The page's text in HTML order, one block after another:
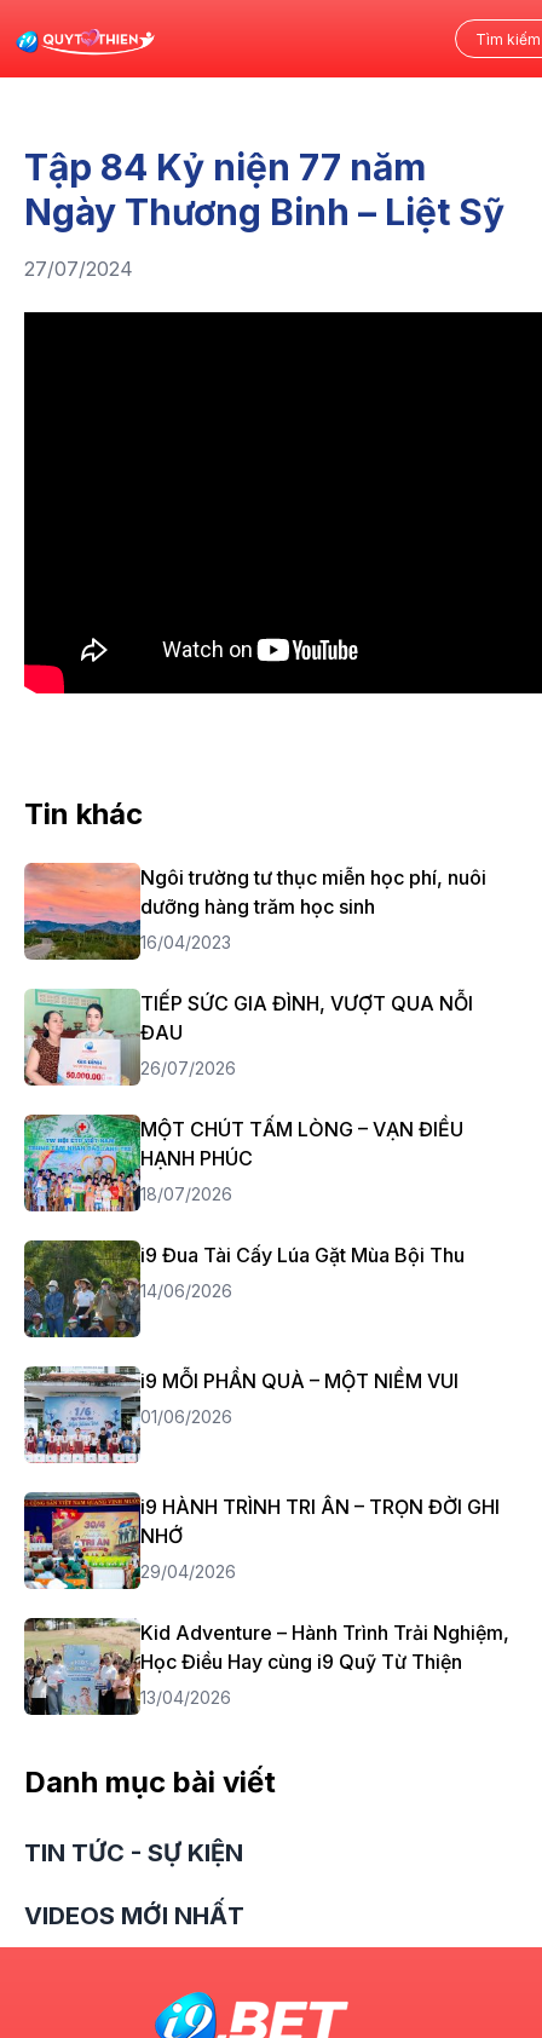
Tập 84 Kỷ niện 77 năm
Ngày Thương Binh – Liệt Sỹ
27/07/2024
Tin khác
Ngôi trường tư thục miễn học phí, nuôi
dưỡng hàng trăm học sinh
16/04/2023
TIẾP SỨC GIA ĐÌNH, VƯỢT QUA NỖI
ĐAU
26/07/2026
MỘT CHÚT TẤM LÒNG – VẠN ĐIỀU
HẠNH PHÚC
18/07/2026
i9 Đua Tài Cấy Lúa Gặt Mùa Bội Thu
14/06/2026
i9 MỖI PHẦN QUÀ – MỘT NIỀM VUI
01/06/2026
i9 HÀNH TRÌNH TRI ÂN – TRỌN ĐỜI GHI
NHỚ
29/04/2026
Kid Adventure – Hành Trình Trải Nghiệm,
Học Điều Hay cùng i9 Quỹ Từ Thiện
13/04/2026
Danh mục bài viết
TIN TỨC - SỰ KIỆN
VIDEOS MỚI NHẤT